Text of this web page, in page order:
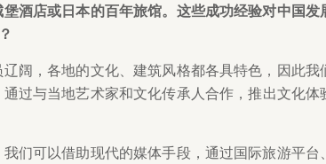
酒店或日本的百年旅馆。这些成功经验对中国
阔，各地的文化、建筑风格都各具特色，因此
过与当地艺术家和文化传承人合作，推出文化
们可以借助现代的媒体手段，通过国际旅游平台